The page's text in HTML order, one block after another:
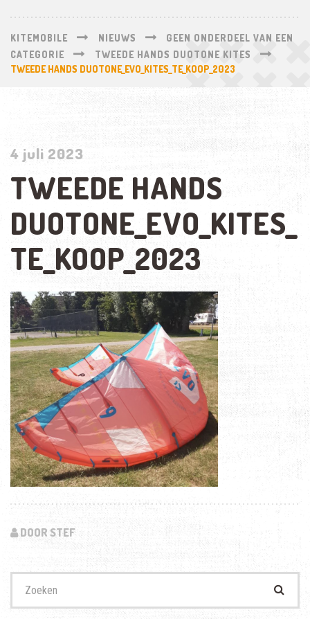
KITEMOBILE NIEUWS
GEEN ONDERDEEL VAN EEN
CATEGORIE
TWEEDE HANDS DUOTONE KITES
TWEEDE HANDS DUOTONE_EVO_KITES_TE_KOOP_2023
4 juli 2023
TWEEDE HANDS
DUOTONE_EVO_KITES_
TE_KOOP_2023
DOOR STEF
naar: